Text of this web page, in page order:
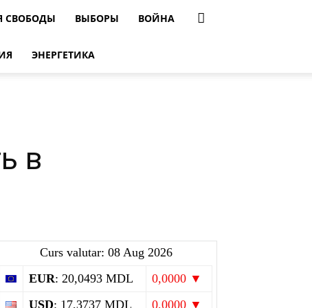
СВОБОДЫ ВЫБОРЫ ВОЙНА
ЭНЕРГЕТИКА
в
Curs valutar: 08 Aug 2026
EUR: 20,0493 MDL
0,0000 ▼
USD: 17,3737 MDL 0,0000 ▼